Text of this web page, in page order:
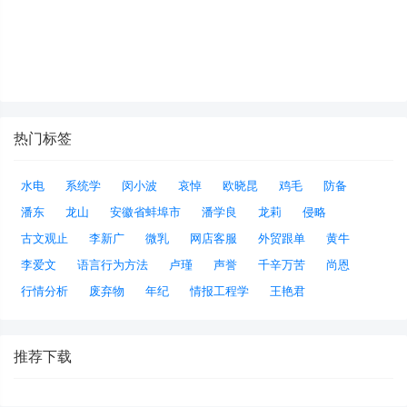
热门标签
水电 系统学 闵小波 哀悼 欧晓昆 鸡毛
防备
潘东
龙山 安徽省蚌埠市 潘学良 龙莉
侵略
古文观止
李新广 微乳 网店客服 外贸跟单
黄牛
李爱文
语言行为方法 卢瑾 声誉 千辛万苦
尚恩
行情分析
废弃物 年纪 情报工程学 王艳君
推荐下载